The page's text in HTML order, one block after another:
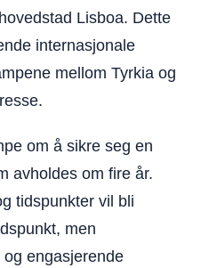
Lisboa. Dette
internasjonale
mellom Tyrkia og
om å sikre seg en
avholdes om fire år.
tidspunkter vil bli
men
engasjerende